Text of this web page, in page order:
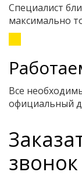
Специалист
максимально
Все
официальный
звонок